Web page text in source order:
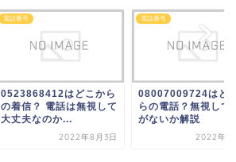
電話番号
0523868412はどこから
の着信？ 電話は無視して
大丈夫なのか...
2022年8月3日
電話番号
08007009724はど
らの電話？無視して
がないか解説
2022年8